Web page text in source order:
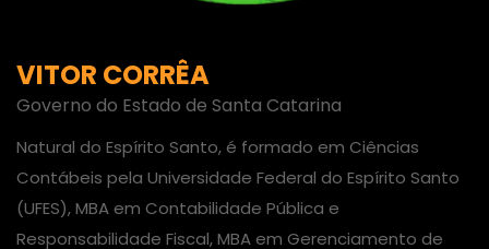
VITOR CORRÊA
Governo do Estado de Santa Catarina
Natural do Espírito Santo, é formado em Ciências
Contábeis pela Universidade Federal do Espírito Santo
(UFES), MBA em Contabilidade Pública e
Responsabilidade Fiscal, MBA em Gerenciamento de